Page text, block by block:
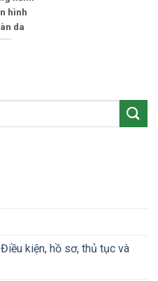
hình
da
kiện, hồ sơ, thủ tục và